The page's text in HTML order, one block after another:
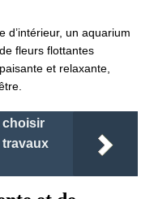
d’intérieur, un aquarium
fleurs flottantes
et relaxante,
choisir
travaux